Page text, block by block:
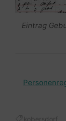
Eintrag
kobersdorf